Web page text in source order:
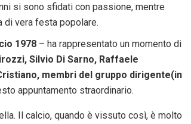
si sono sfidati con passione, mentre
di vera festa popolare.
1978 – ha rappresentato un momento di
Silvio Di Sarno, Raffaele
membri del gruppo dirigente(in
appuntamento straordinario.
Il calcio, quando è vissuto così, è molto